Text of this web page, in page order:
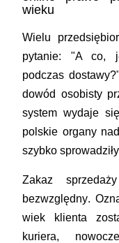
wieku
Wielu
pytanie: "A co,
podczas
dowód osobisty
system wydaje
polskie organy
szybko
Zakaz
bezwzględny.
wiek klienta
kuriera,